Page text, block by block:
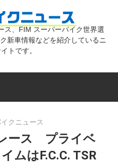
気
バ
ス、FIM スーパーバイク世界選
新車情報などを紹介しているニ
トです。
クニュース
ース プライベ
ムはF.C.C. TSR